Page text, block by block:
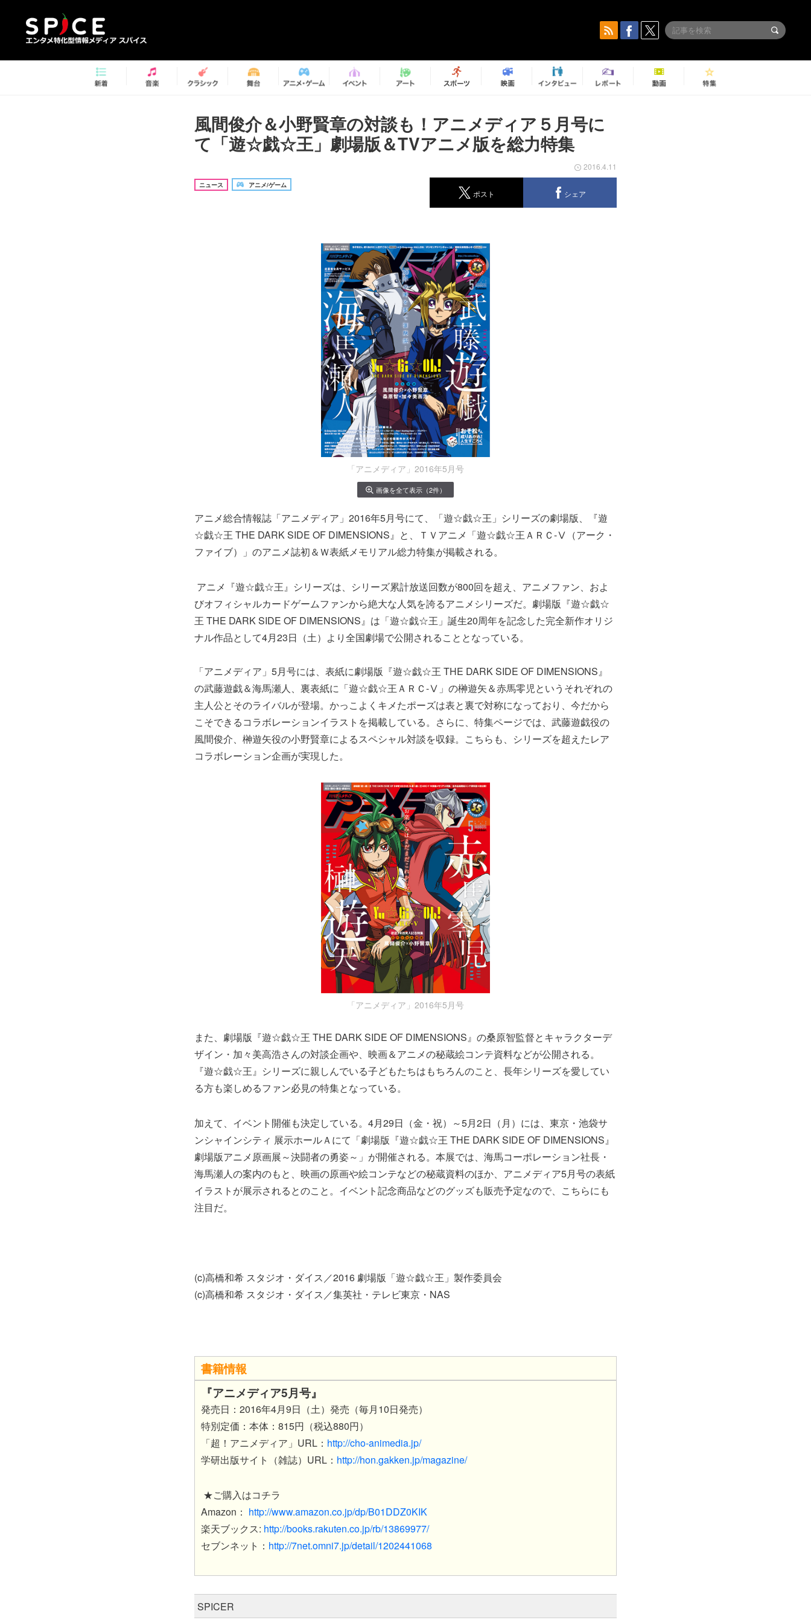
風間俊介＆小野賢章の対談も！アニメディア５月号に
て「遊☆戯☆王」劇場版＆TVアニメ版を総力特集
ニュース アニメ/ゲーム
2016.4.11
ポスト シェア
「アニメディア」2016年5月号
画像を全て表示（2件）
アニメ総合情報誌「アニメディア」2016年5月号にて、「遊☆戯☆王」シリーズの劇場版、『遊
☆戯☆王 THE DARK SIDE OF DIMENSIONS』と、ＴＶアニメ「遊☆戯☆王ＡＲＣ-Ⅴ（アーク・
ファイブ）」のアニメ誌初＆Ｗ表紙メモリアル総力特集が掲載される。
アニメ『遊☆戯☆王』シリーズは、シリーズ累計放送回数が800回を超え、アニメファン、およ
びオフィシャルカードゲームファンから絶大な人気を誇るアニメシリーズだ。劇場版『遊☆戯☆
王 THE DARK SIDE OF DIMENSIONS』は「遊☆戯☆王」誕生20周年を記念した完全新作オリジ
ナル作品として4月23日（土）より全国劇場で公開されることとなっている。
「アニメディア」5月号には、表紙に劇場版『遊☆戯☆王 THE DARK SIDE OF DIMENSIONS』
の武藤遊戯＆海馬瀬人、裏表紙に「遊☆戯☆王ＡＲＣ-Ⅴ」の榊遊矢＆赤馬零児というそれぞれの
主人公とそのライバルが登場。かっこよくキメたポーズは表と裏で対称になっており、今だから
こそできるコラボレーションイラストを掲載している。さらに、特集ページでは、武藤遊戯役の
風間俊介、榊遊矢役の小野賢章によるスペシャル対談を収録。こちらも、シリーズを超えたレア
コラボレーション企画が実現した。
「アニメディア」2016年5月号
また、劇場版『遊☆戯☆王 THE DARK SIDE OF DIMENSIONS』の桑原智監督とキャラクターデ
ザイン・加々美高浩さんの対談企画や、映画＆アニメの秘蔵絵コンテ資料などが公開される。
『遊☆戯☆王』シリーズに親しんでいる子どもたちはもちろんのこと、長年シリーズを愛してい
る方も楽しめるファン必見の特集となっている。
加えて、イベント開催も決定している。4月29日（金・祝）～5月2日（月）には、東京・池袋サ
ンシャインシティ 展示ホールＡにて「劇場版『遊☆戯☆王 THE DARK SIDE OF DIMENSIONS』
劇場版アニメ原画展～決闘者の勇姿～」が開催される。本展では、海馬コーポレーション社長・
海馬瀬人の案内のもと、映画の原画や絵コンテなどの秘蔵資料のほか、アニメディア5月号の表紙
イラストが展示されるとのこと。イベント記念商品などのグッズも販売予定なので、こちらにも
注目だ。
(c)高橋和希 スタジオ・ダイス／2016 劇場版「遊☆戯☆王」製作委員会
(c)高橋和希 スタジオ・ダイス／集英社・テレビ東京・NAS
書籍情報
『アニメディア5月号』
発売日：2016年4月9日（土）発売（毎月10日発売）
特別定価：本体：815円（税込880円）
「超！アニメディア」URL： http://cho-animedia.jp/
学研出版サイト（雑誌）URL： http://hon.gakken.jp/magazine/
★ご購入はコチラ
Amazon： http://www.amazon.co.jp/dp/B01DDZ0KIK
楽天ブックス: http://books.rakuten.co.jp/rb/13869977/
セブンネット： http://7net.omni7.jp/detail/1202441068
SPICER